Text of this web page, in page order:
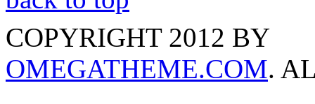
COPYRIGHT 2012 BY
OMEGATHEME.COM.